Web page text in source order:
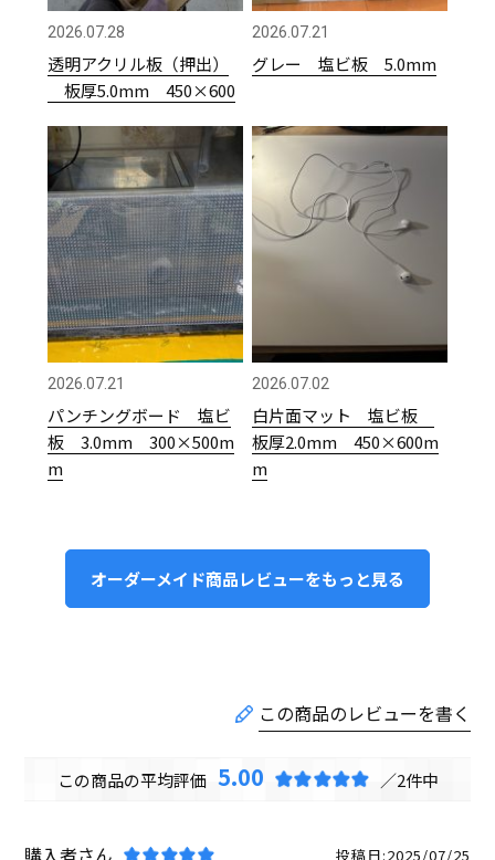
2026.07.28
透明アクリル板（押出）
板厚5.0mm 450×600
2026.07.21
グレー 塩ビ板 5.0mm
2026.07.21
パンチングボード 塩ビ
板 3.0mm 300×500m
m
2026.07.02
白片面マット 塩ビ板
板厚2.0mm 450×600m
m
オーダーメイド商品レビューをもっと見る
5.00 2
購入者 投稿日 2025/07/25